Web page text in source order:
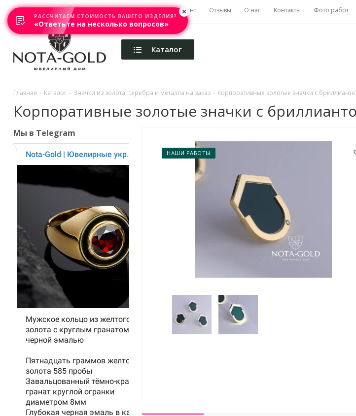
Главная Акции Каталоги Изготовление Ремонт Отзывы О нас Контакты Фото работ
Каталог
Главная - Каталог - Значки из золота, серебра и металла на заказ - Корпоративные золотые значки с
Корпоративные золотые значки с
НАШИ РАБОТЫ
Мы в Telegram
РАССЧИТАЕМ СТОИМОСТЬ ВАШЕГО ИЗДЕЛИЯ?
«Ответьте на несколько вопросов»